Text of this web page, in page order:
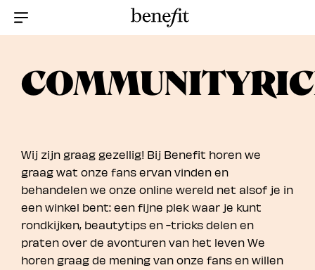
Wij zijn graag gezellig! Bij Benefit horen we
graag wat onze fans ervan vinden en
behandelen we onze online wereld net alsof je in
een winkel bent: een fijne plek waar je kunt
rondkijken, beautytips en -tricks delen en
praten over de avonturen van het leven We
horen graag de mening van onze fans en willen